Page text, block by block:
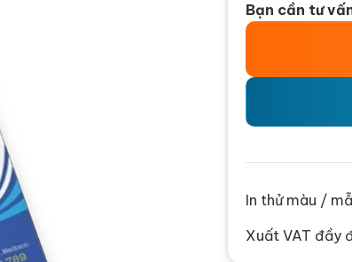
Bạn cần tư
In thử màu /
Xuất VAT đầy